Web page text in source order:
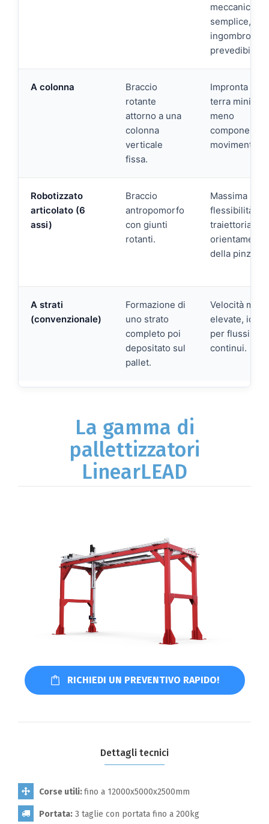
meccanica
semplice,
ingombro
prevedibile.
A colonna
Braccio
rotante
attorno a una
colonna
verticale
fissa.
Impronta a
terra minima,
meno
componenti
movimento.
Robotizzato
articolato (6
assi)
Braccio
antropomorfo
con giunti
rotanti.
Massima
flessibilità di
traiettoria e
orientamento
della pinza.
A strati
(convenzionale)
Formazione di
uno strato
completo poi
depositato sul
pallet.
Velocità
elevate,
per flussi
continui.
La gamma di
pallettizzatori
LinearLEAD
RICHIEDI UN PREVENTIVO RAPIDO!
Dettagli tecnici
Corse utili:fino a 12000x5000x2500mm
Portata: 3 taglie con portata fino a 200kg